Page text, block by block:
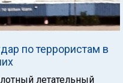
по террористам в
летательный